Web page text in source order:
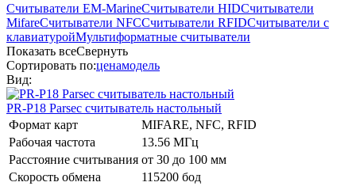
Считыватели EM-MarineСчитыватели HIDСчитыватели
MifareСчитыватели NFCСчитыватели RFIDСчитыватели с
клавиатуройМультиформатные считыватели
Показать всеСвернуть
Сортировать по:ценамодель
Вид:
PR-P18 Parsec считыватель настольный
Формат карт
MIFARE, NFC, RFID
Рабочая частота
13.56 МГц
Расстояние считывания от 30 до 100 мм
Скорость обмена
115200 бод